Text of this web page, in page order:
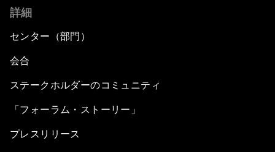
詳細
センター（部門）
会合
ステークホルダーのコミュニティ
「フォーラム・ストーリー」
プレスリリース